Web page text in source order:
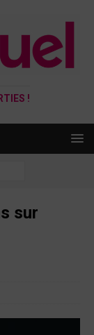
!
sur